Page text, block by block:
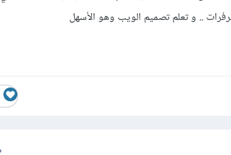
.. و تعلم تصميم الويب وهو الأسهل